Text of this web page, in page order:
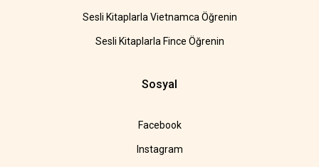
Sesli Kitaplarla Vietnamca Öğrenin
Sesli Kitaplarla Fince Öğrenin
Sosyal
Facebook
Instagram